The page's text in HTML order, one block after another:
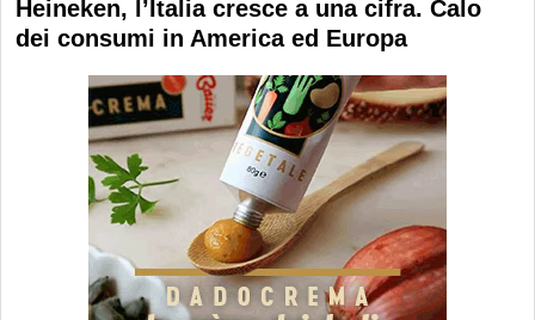
Heineken, l’Italia cresce a una cifra. Calo
dei consumi in America ed Europa